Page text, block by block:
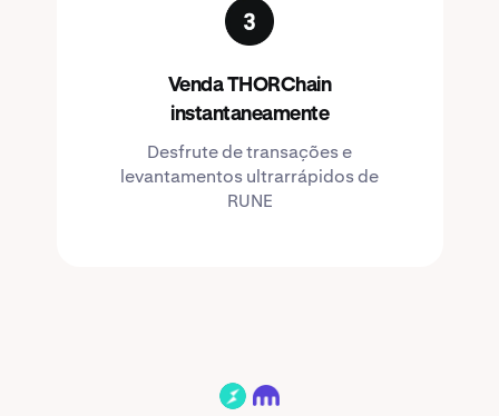
Venda THORChain
instantaneamente
Desfrute de transações e
levantamentos ultrarrápidos de
RUNE
RUNE